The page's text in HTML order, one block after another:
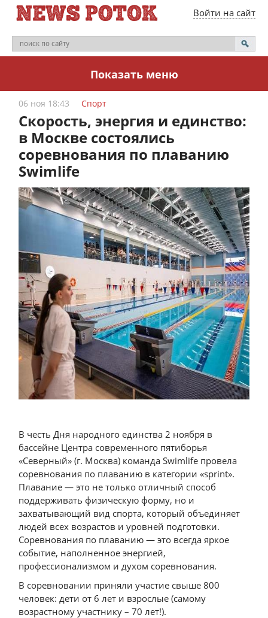
Войти на сайт
Показать меню
06 ноя 18:43 Спорт
Скорость, энергия и единство:
в Москве состоялись
соревнования по плаванию
Swimlife
В честь Дня народного единства 2 ноября в
бассейне Центра современного пятиборья
«Северный» (г. Москва) команда Swimlife провела
соревнования по плаванию в категории «sprint».
Плавание — это не только отличный способ
поддерживать физическую форму, но и
захватывающий вид спорта, который объединяет
людей всех возрастов и уровней подготовки.
Соревнования по плаванию — это всегда яркое
событие, наполненное энергией,
профессионализмом и духом соревнования.
В соревновании приняли участие свыше 800
человек: дети от 6 лет и взрослые (самому
возрастному участнику – 70 лет!).